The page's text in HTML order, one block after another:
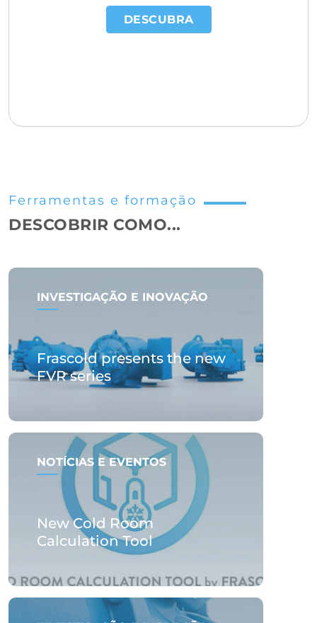
DESCUBRA
Ferramentas e formação
DESCOBRIR COMO...
INVESTIGAÇÃO E INOVAÇÃO
Frascold presents the new
FVR series
NOTÍCIAS E EVENTOS
New Cold Room
Calculation Tool